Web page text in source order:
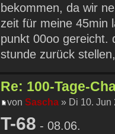
bekommen, da wir
zeit für meine 45min
punkt 00oo gereicht.
stunde zurück
Re: 100-Tage-
vonSascha » Di 10. Jun
T-68 - 08.06.